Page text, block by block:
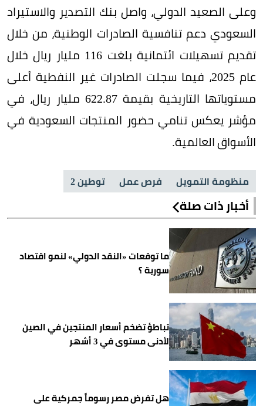
وعلى الصعيد الدولي، واصل بنك التصدير والاستيراد
السعودي دعم تنافسية الصادرات الوطنية، من خلال
تقديم تسهيلات ائتمانية بلغت 116 مليار ريال خلال
عام 2025، فيما سجلت الصادرات غير النفطية أعلى
مستوياتها التاريخية بقيمة 622.87 مليار ريال، في
مؤشر يعكس تنامي حضور المنتجات السعودية في
الأسواق العالمية.
منظومة التمويل فرص عمل توطين 2
أخبار ذات صلة
ما توقعات «النقد الدولي» لنمو اقتصاد
سورية ؟
تباطؤ تضخم أسعار المنتجين في الصين
لأدنى مستوى في 3 أشهر
هل تفرض مصر رسوماً جمركية على